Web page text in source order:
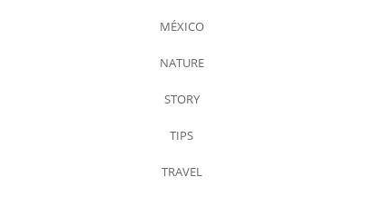
MÉXICO
NATURE
STORY
TIPS
TRAVEL